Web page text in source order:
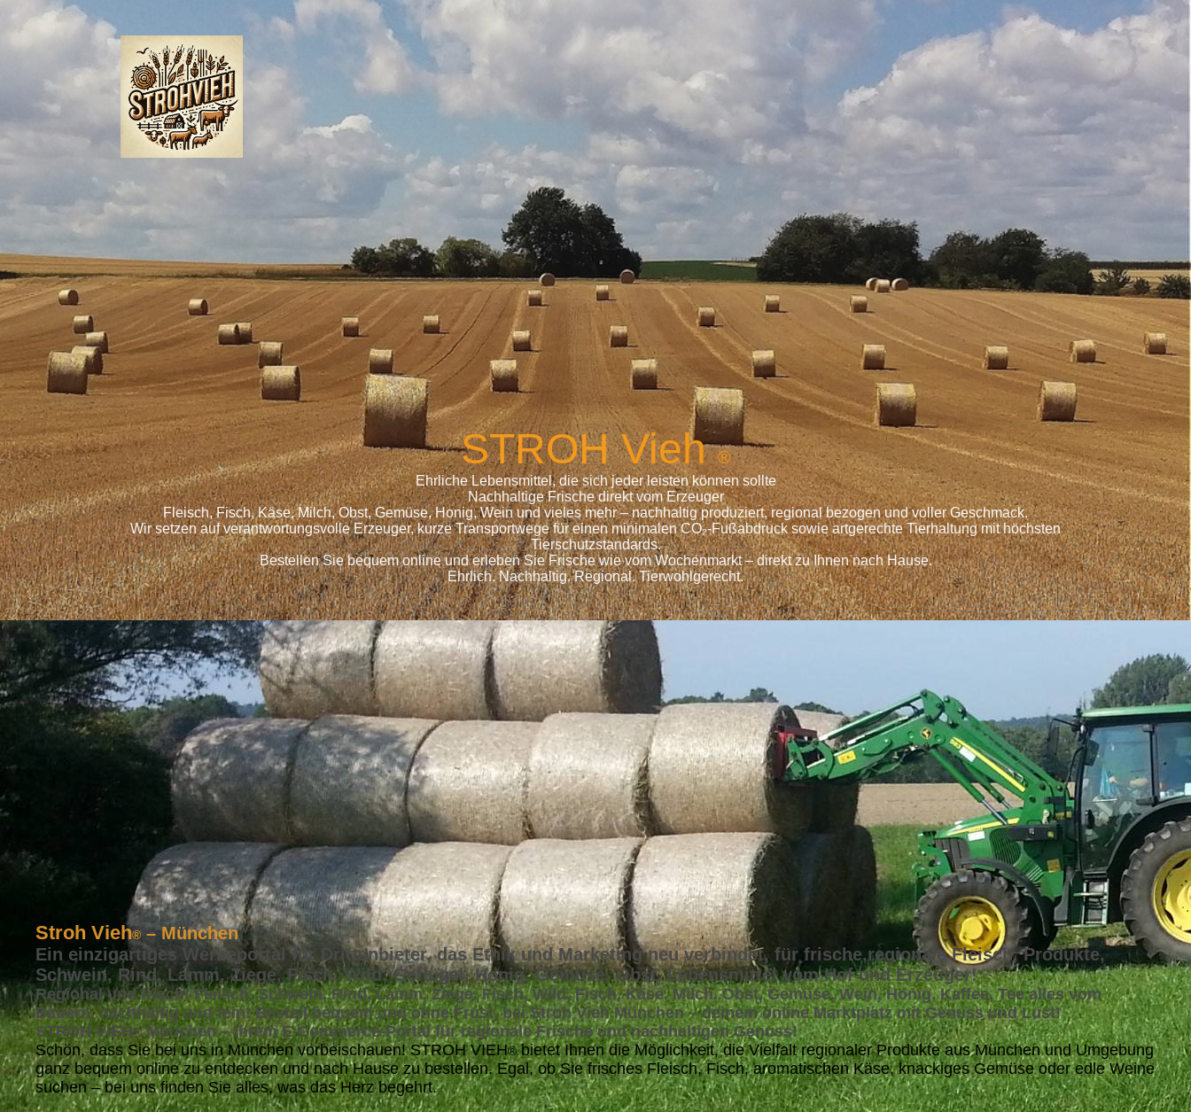
STROHVieh®
Ehrliche Lebensmittel, die sich jeder leisten können sollte
Nachhaltige Frische direkt vom Erzeuger
Fleisch, Fisch, Käse, Milch, Obst, Gemüse, Honig, Wein und vieles mehr – nachhaltig produziert, regional bezogen und voller Geschmack.
Wir setzen auf verantwortungsvolle Erzeuger, kurze Transportwege für einen minimalen CO₂-Fußabdruck sowie artgerechte Tierhaltung mit höchsten
Tierschutzstandards.
Bestellen Sie bequem online und erleben Sie Frische wie vom Wochenmarkt – direkt zu Ihnen nach Hause.
Ehrlich. Nachhaltig. Regional. Tierwohlgerecht.
Stroh Vieh®– München
Ein einzigartiges Werbeportal für Drittanbieter, das Ethik und Marketing neu verbindet, für frische,regionale Fleisch, Produkte,
Schwein, Rind, Lamm, Ziege, Fisch, Wild, Geflügel, Honig, Gemüse, Obst, Lebensmittel vom Hof und Erzeuger!
Regional und frisch! Fleisch, Schwein, Rind, Lamm, Ziege, Fisch, Wild, Fisch, Käse, Milch, Obst, Gemüse, Wein, Honig, Kaffee, Tee alles vom
Bauern, nachhaltig und fein! Bestell bequem und ohne Frust, bei Stroh Vieh München – deinem online Marktplatz mit Genuss und Lust!
STROH VIEH®München – Ihrem E-Commerce-Portal für regionale Frische und nachhaltigen Genuss!
Schön, dass Sie bei uns in München vorbeischauen! STROH VIEH®bietet Ihnen die Möglichkeit, die Vielfalt regionaler Produkte aus München und Umgebung
ganz bequem online zu entdecken und nach Hause zu bestellen. Egal, ob Sie frisches Fleisch, Fisch, aromatischen Käse, knackiges Gemüse oder edle Weine
suchen – bei uns finden Sie alles, was das Herz begehrt.